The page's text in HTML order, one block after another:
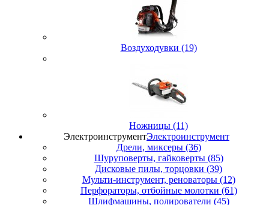
Воздуходувки (19)
Ножницы (11)
ЭлектроинструментЭлектроинструмент
Дрели, миксеры (36)
Шуруповерты, гайковерты (85)
Дисковые пилы, торцовки (39)
Мульти-инструмент, реноваторы (12)
Перфораторы, отбойные молотки (61)
Шлифмашины, полирователи (45)